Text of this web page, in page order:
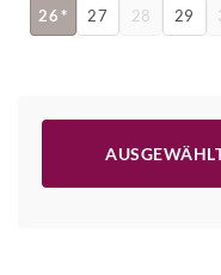
26* 27 28 29